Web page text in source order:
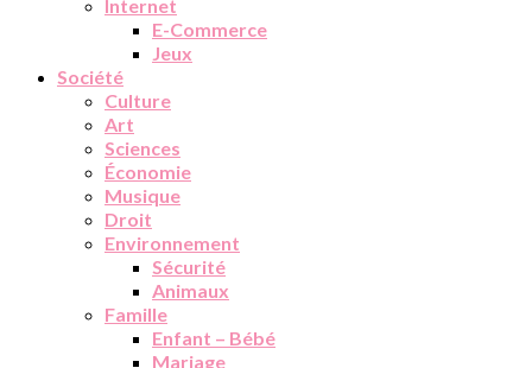
Internet
E-Commerce
Jeux
Société
Culture
Art
Sciences
Économie
Musique
Droit
Environnement
Sécurité
Animaux
Famille
Enfant – Bébé
Mariage